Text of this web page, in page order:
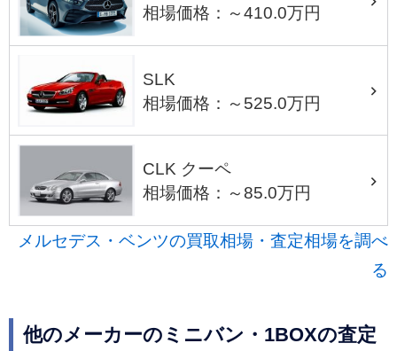
相場価格：～410.0万円
SLK
相場価格：～525.0万円
CLK クーペ
相場価格：～85.0万円
メルセデス・ベンツの買取相場・査定相場を調べ
る
他のメーカーのミニバン・1BOXの査定